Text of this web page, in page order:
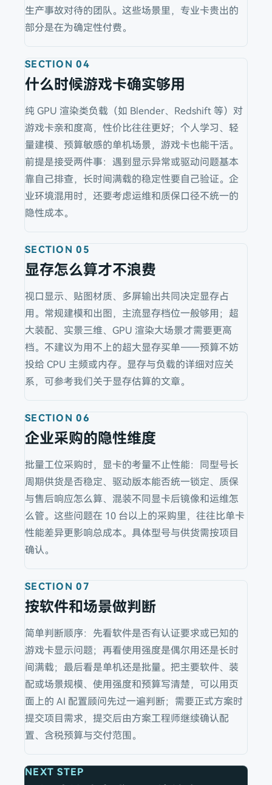
生产事故对待的团队。这些场景里，专业卡贵出的
部分是在为确定性付费。
SECTION04
什么时候游戏卡确实够用
纯 GPU 渲染类负载（如 Blender、Redshift 等）对
游戏卡亲和度高，性价比往往更好；个人学习、轻
量建模、预算敏感的单机场景，游戏卡也能干活。
前提是接受两件事：遇到显示异常或驱动问题基本
靠自己排查，长时间满载的稳定性要自己验证。企
业环境混用时，还要考虑运维和质保口径不统一的
隐性成本。
SECTION05
显存怎么算才不浪费
视口显示、贴图材质、多屏输出共同决定显存占
用。常规建模和出图，主流显存档位一般够用；超
大装配、实景三维、GPU 渲染大场景才需要更高
档。不建议为用不上的超大显存买单——预算不妨
投给 CPU 主频或内存。显存与负载的详细对应关
系，可参考我们关于显存估算的文章。
SECTION06
企业采购的隐性维度
批量工位采购时，显卡的考量不止性能：同型号长
周期供货是否稳定、驱动版本能否统一锁定、质保
与售后响应怎么算、混装不同显卡后镜像和运维怎
么管。这些问题在 10 台以上的采购里，往往比单卡
性能差异更影响总成本。具体型号与供货需按项目
确认。
SECTION07
按软件和场景做判断
简单判断顺序：先看软件是否有认证要求或已知的
游戏卡显示问题；再看使用强度是偶尔用还是长时
间满载；最后看是单机还是批量。把主要软件、装
配或场景规模、使用强度和预算写清楚，可以用页
面上的 AI 配置顾问先过一遍判断；需要正式方案时
提交项目需求，提交后由方案工程师继续确认配
置、含税预算与交付范围。
NEXT STEP